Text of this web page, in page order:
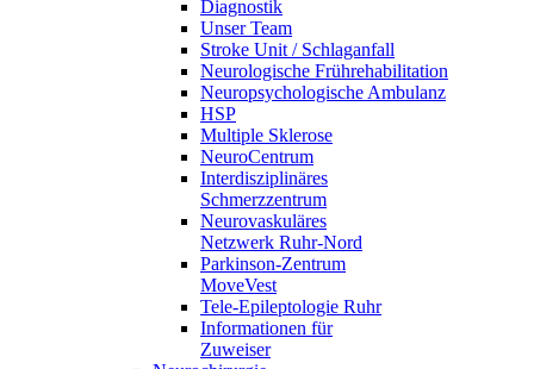
Diagnostik
Unser Team
Stroke Unit / Schlaganfall
Neurologische Frührehabilitation
Neuropsychologische Ambulanz
HSP
Multiple Sklerose
NeuroCentrum
Interdisziplinäres
Schmerzzentrum
Neurovaskuläres
Netzwerk Ruhr-Nord
Parkinson-Zentrum
MoveVest
Tele-Epileptologie Ruhr
Informationen für
Zuweiser